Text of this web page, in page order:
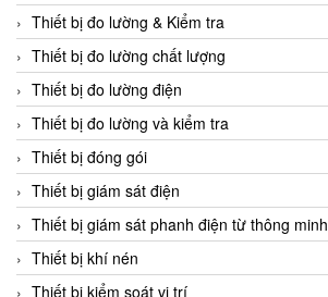
Checkline
Chino
Chiyoda Seiki
Chiyoda-Tsusho
Chongqing Huaneng
Chromalox
ChuanYi
CIC
Clage
Thiết bị đo lường & Kiểm tra
Thiết bị đo lường chất lượng
Thiết bị đo lường điện
Thiết bị đo lường và kiểm tra
Thiết bị đóng gói
Thiết bị giám sát điện
Thiết bị giám sát phanh điện từ thông minh
Thiết bị khí nén
Thiết bị kiểm soát vị trí